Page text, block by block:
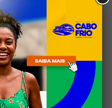
HUMANOS
de Cabo Frio
o Brasil em
internacional na
metragem gravado em